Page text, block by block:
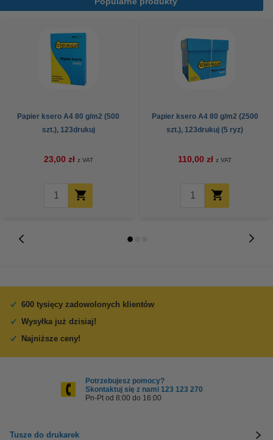
Papier ksero A4 80 g/m2 (500
szt.), 123drukuj
23,00 zł z VAT
Papier ksero A4 80 g/m2 (2500
szt.), 123drukuj (5 ryz)
110,00 zł z VAT
600 tysięcy zadowolonych klientów
Wysyłka już dzisiaj!
Najniższe ceny!
Potrzebujesz pomocy?
Skontaktuj się z nami 123 123 270
Pn-Pt od 8:00 do 16:00
Tusze do drukarek